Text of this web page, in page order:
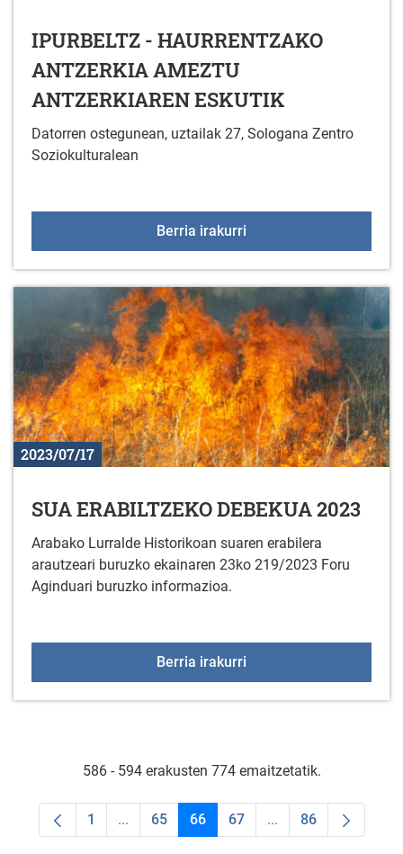
IPURBELTZ - HAURRENTZAKO
ANTZERKIA AMEZTU
ANTZERKIAREN ESKUTIK
Datorren ostegunean, uztailak 27, Sologana Zentro
Soziokulturalean
Berria irakurri
2023/07/17
SUA ERABILTZEKO DEBEKUA 2023
Arabako Lurralde Historikoan suaren erabilera
arautzeari buruzko ekainaren 23ko 219/2023 Foru
Aginduari buruzko informazioa.
Berria irakurri
586 - 594 erakusten 774 emaitzetatik.
Orrialdea
1 ...Intermediate Pages Use TAB to navigate.
Orrialdea
65 Orrialdea
66 Orrialdea
67 ...Intermediate Pages
Orrialdea
86